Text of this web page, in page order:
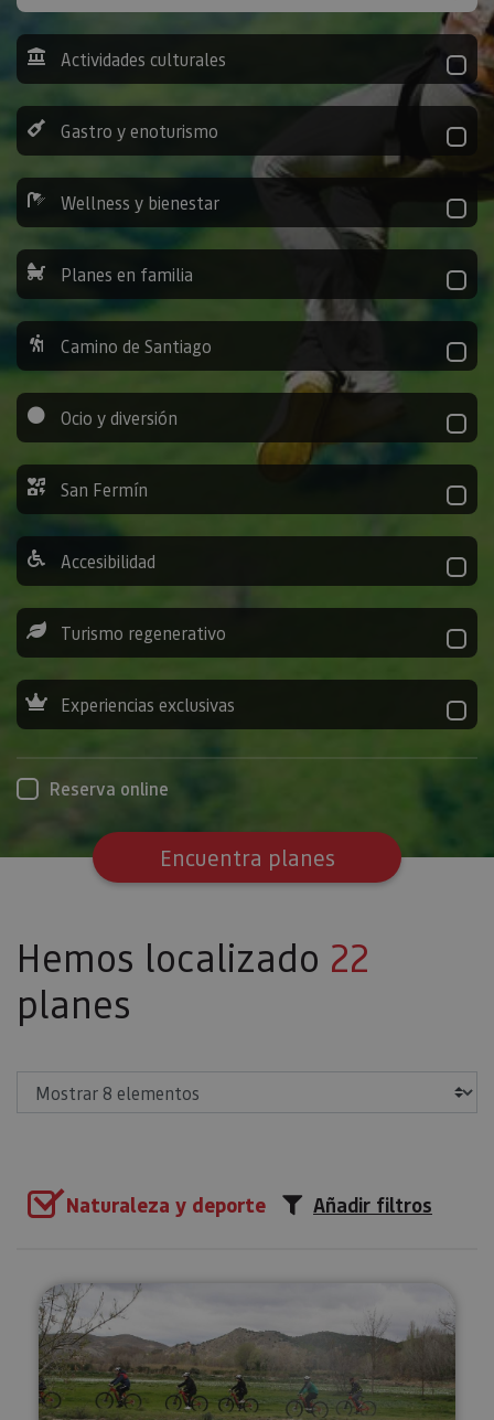
Actividades culturales
Gastro y enoturismo
Wellness y bienestar
Planes en familia
Camino de Santiago
Ocio y diversión
San Fermín
Accesibilidad
Turismo regenerativo
Experiencias exclusivas
Reserva online
Encuentra planes
Hemos localizado 22
planes
Naturaleza y deporte Añadir filtros